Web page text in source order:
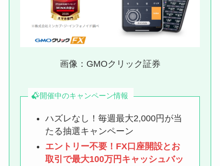
画像：GMOクリック証券
開催中のキャンペーン情報
ハズレなし！毎週最大2,000円が当
たる抽選キャンペーン
エントリー不要！FX口座開設とお
取引で最大100万円キャッシュバッ